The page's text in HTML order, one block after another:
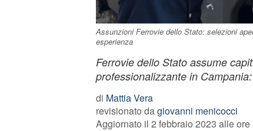
Assunzioni Ferrovie dello Stato: selezioni
esperienza
Ferrovie dello Stato assume
professionalizzante in
di Mattia Vera
revisionato dagiovanni menicocci
Aggiornato il 2 febbraio 2023 alle ore